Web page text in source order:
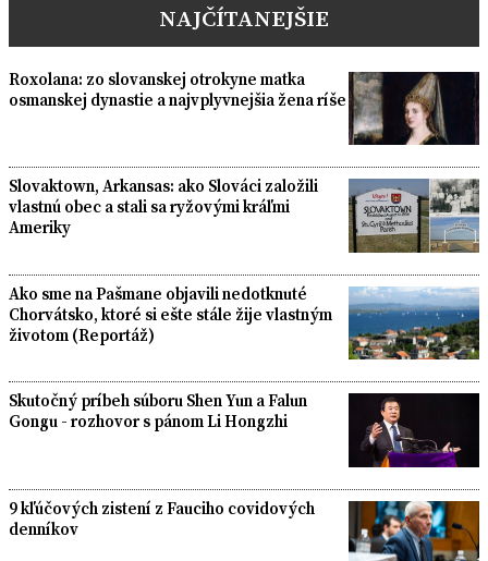
NAJČÍTANEJŠIE
Roxolana: zo slovanskej otrokyne matka
osmanskej dynastie a najvplyvnejšia žena ríše
Slovaktown, Arkansas: ako Slováci založili
vlastnú obec a stali sa ryžovými kráľmi
Ameriky
Ako sme na Pašmane objavili nedotknuté
Chorvátsko, ktoré si ešte stále žije vlastným
životom (Reportáž)
Skutočný príbeh súboru Shen Yun a Falun
Gongu - rozhovor s pánom Li Hongzhi
9 kľúčových zistení z Fauciho covidových
denníkov